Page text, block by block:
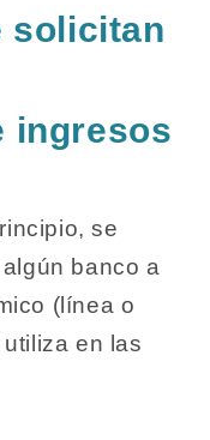
solicitan
ingresos
se
banco a
(línea o
en las